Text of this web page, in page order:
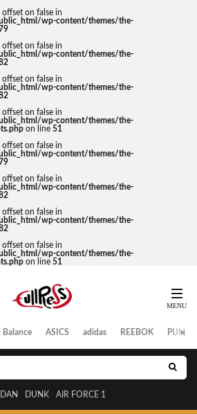
offset on false in
wp-content/themes/the-
79
offset on false in
wp-content/themes/the-
offset on false in
wp-content/themes/the-
offset on false in
wp-content/themes/the-
on line 51
offset on false in
wp-content/themes/the-
79
offset on false in
wp-content/themes/the-
offset on false in
wp-content/themes/the-
offset on false in
wp-content/themes/the-
on line 51
Balance ASICS adidas REEBOK PUMA
DUNK AIR FORCE 1